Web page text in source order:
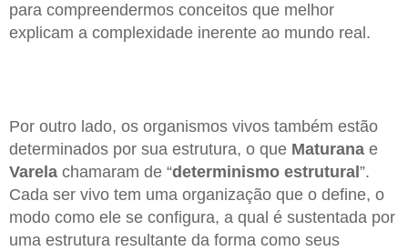
para compreendermos conceitos que melhor
explicam a complexidade inerente ao mundo real.
Por outro lado, os organismos vivos também estão
determinados por sua estrutura, o que Maturana e
Varela chamaram de “determinismo estrutural ”.
Cada ser vivo tem uma organização que o define, o
modo como ele se configura, a qual é sustentada por
uma estrutura resultante da forma como seus